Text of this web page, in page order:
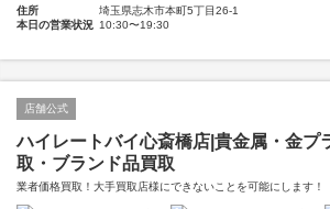
住所
埼玉県志木市本町5丁目26-1
本日の営業状況 10:30〜19:30
店舗公式
ハイレートバイ心斎橋店|貴金属・金プ
取・ブランド品買取
業者価格買取！大手買取店様にできないことを可能にします！